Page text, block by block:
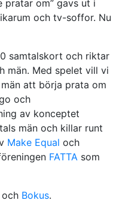
pratar om” gavs ut i
och tv-soffor. Nu
samtalskort och riktar
män. Med spelet vill vi
att börja prata om
och
av konceptet
män och killar runt
Make Equal och
FATTA som
och Bokus.